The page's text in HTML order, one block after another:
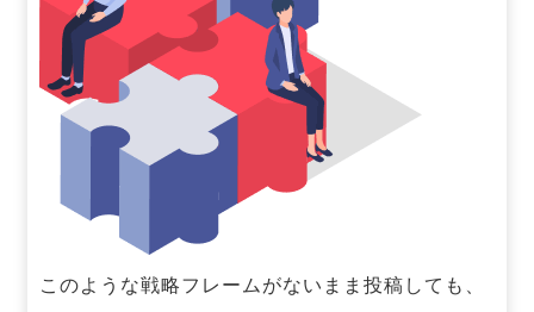
このような戦略フレームがないまま投稿しても、